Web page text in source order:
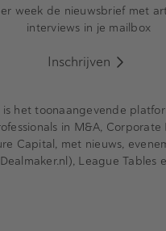
week de nieuwsbrief met
interviews in je mailbox
Inschrijven
het toonaangevende
in M&A, Corporate
Capital, met nieuws,
League Tables